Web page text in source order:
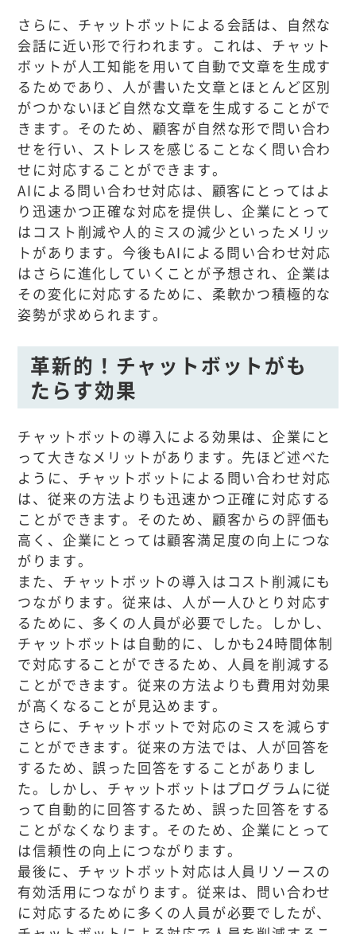
さらに、チャットボットによる会話は、自然な
会話に近い形で行われます。これは、チャット
ボットが人工知能を用いて自動で文章を生成す
るためであり、人が書いた文章とほとんど区別
がつかないほど自然な文章を生成することがで
きます。そのため、顧客が自然な形で問い合わ
せを行い、ストレスを感じることなく問い合わ
せに対応することができます。
AIによる問い合わせ対応は、顧客にとってはよ
り迅速かつ正確な対応を提供し、企業にとって
はコスト削減や人的ミスの減少といったメリッ
トがあります。今後もAIによる問い合わせ対応
はさらに進化していくことが予想され、企業は
その変化に対応するために、柔軟かつ積極的な
姿勢が求められます。
革新的！チャットボットがも
たらす効果
チャットボットの導入による効果は、企業にと
って大きなメリットがあります。先ほど述べた
ように、チャットボットによる問い合わせ対応
は、従来の方法よりも迅速かつ正確に対応する
ことができます。そのため、顧客からの評価も
高く、企業にとっては顧客満足度の向上につな
がります。
また、チャットボットの導入はコスト削減にも
つながります。従来は、人が一人ひとり対応す
るために、多くの人員が必要でした。しかし、
チャットボットは自動的に、しかも24時間体制
で対応することができるため、人員を削減する
ことができます。従来の方法よりも費用対効果
が高くなることが見込めます。
さらに、チャットボットで対応のミスを減らす
ことができます。従来の方法では、人が回答を
するため、誤った回答をすることがありまし
た。しかし、チャットボットはプログラムに従
って自動的に回答するため、誤った回答をする
ことがなくなります。そのため、企業にとって
は信頼性の向上につながります。
最後に、チャットボット対応は人員リソースの
有効活用につながります。従来は、問い合わせ
に対応するために多くの人員が必要でしたが、